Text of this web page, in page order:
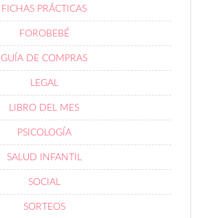
FICHAS PRÁCTICAS
FOROBEBÉ
GUÍA DE COMPRAS
LEGAL
LIBRO DEL MES
PSICOLOGÍA
SALUD INFANTIL
SOCIAL
SORTEOS